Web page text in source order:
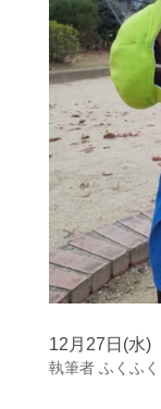
12月27日(水)
執筆者 ふくふく